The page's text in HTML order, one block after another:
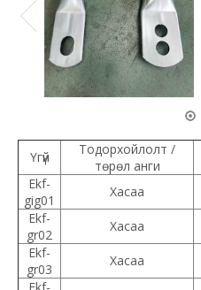
Үгүй
Тодорхойлолт /
төрөл анги
Ekf-
gig01
Хасаа
Ekf-
gr02
Хасаа
Ekf-
gr03
Хасаа